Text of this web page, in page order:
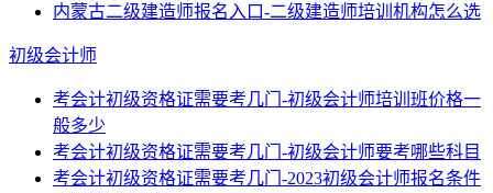
内蒙古二级建造师报名入口-二级建造师培训机构怎么选
初级会计师
考会计初级资格证需要考几门-初级会计师培训班价格一
般多少
考会计初级资格证需要考几门-初级会计师要考哪些科目
考会计初级资格证需要考几门-2023初级会计师报名条件